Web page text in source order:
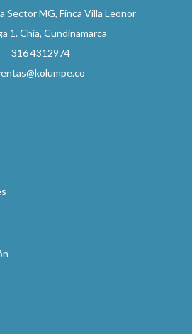
Sector MG, Finca Villa Leonor
1. Chía, Cundinamarca
316 4312974